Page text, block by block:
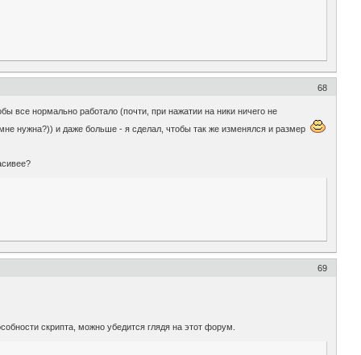
68
все нормально работало (почти, при нажатии на ники ничего не
нужна?)) и даже больше - я сделал, чтобы так же изменялся и размер
69
скрипта, можно убедится глядя на этот форум.